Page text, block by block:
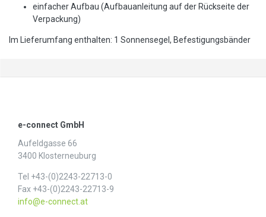
einfacher Aufbau (Aufbauanleitung auf der Rückseite der
Verpackung)
Im Lieferumfang enthalten: 1 Sonnensegel, Befestigungsbänder
e-connect GmbH
Aufeldgasse 66
3400 Klosterneuburg
Tel +43-(0)2243-22713-0
Fax +43-(0)2243-22713-9
info@e-connect.at